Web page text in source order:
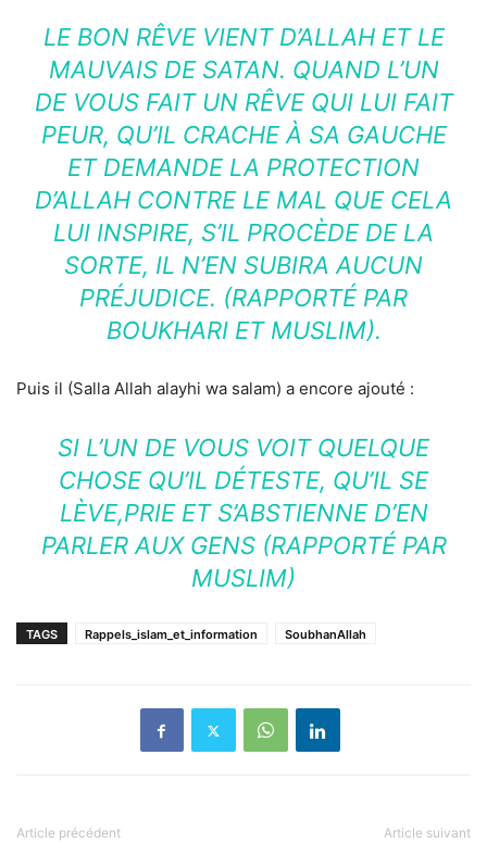
LE BON RÊVE VIENT D’ALLAH ET LE
MAUVAIS DE SATAN. QUAND L’UN
DE VOUS FAIT UN RÊVE QUI LUI FAIT
PEUR, QU’IL CRACHE À SA GAUCHE
ET DEMANDE LA PROTECTION
D’ALLAH CONTRE LE MAL QUE CELA
LUI INSPIRE, S’IL PROCÈDE DE LA
SORTE, IL N’EN SUBIRA AUCUN
PRÉJUDICE. (RAPPORTÉ PAR
BOUKHARI ET MUSLIM).
Puis il (Salla Allah alayhi wa salam) a encore ajouté :
SI L’UN DE VOUS VOIT QUELQUE
CHOSE QU’IL DÉTESTE, QU’IL SE
LÈVE,PRIE ET S’ABSTIENNE D’EN
PARLER AUX GENS (RAPPORTÉ PAR
MUSLIM)
TAGS Rappels_islam_et_information SoubhanAllah
Article précédent Article suivant